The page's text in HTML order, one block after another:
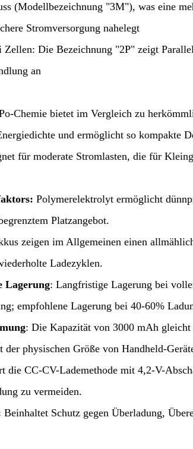
(Modellbezeichnung "3M"), was eine
Stromversorgung nahelegt
Zellen: Die Bezeichnung "2P" zeigt
an
Chemie bietet im Vergleich zu
und ermöglicht so kompakte
für moderate Stromlasten, die für
: Polymerelektrolyt ermöglicht
Platzangebot.
zeigen im Allgemeinen einen
Ladezyklen.
Lagerung: Langfristige Lagerung bei
empfohlene Lagerung bei 40-60%
: Die Kapazität von 3000 mAh gleicht
der physischen Größe von Handheld-
die CC-CV-Lademethode mit 4,2-V-
zu vermeiden.
Beinhaltet Schutz gegen Überladung,